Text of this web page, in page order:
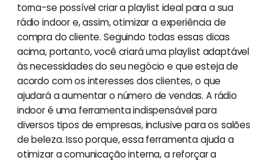
torna-se possível criar a playlist ideal para a sua
rádio indoor e, assim, otimizar a experiência de
compra do cliente. Seguindo todas essas dicas
acima, portanto, você criará uma playlist adaptável
às necessidades do seu negócio e que esteja de
acordo com os interesses dos clientes, o que
ajudará a aumentar o número de vendas. A rádio
indoor é uma ferramenta indispensável para
diversos tipos de empresas, inclusive para os salões
de beleza. Isso porque, essa ferramenta ajuda a
otimizar a comunicação interna, a reforçar a